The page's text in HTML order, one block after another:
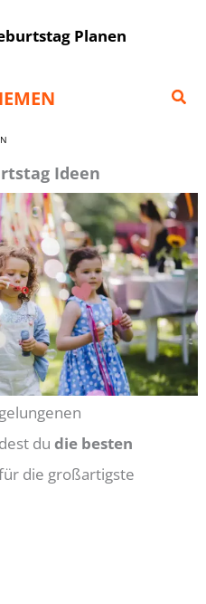
Planen
Ideen
dudie besten
die großartigste